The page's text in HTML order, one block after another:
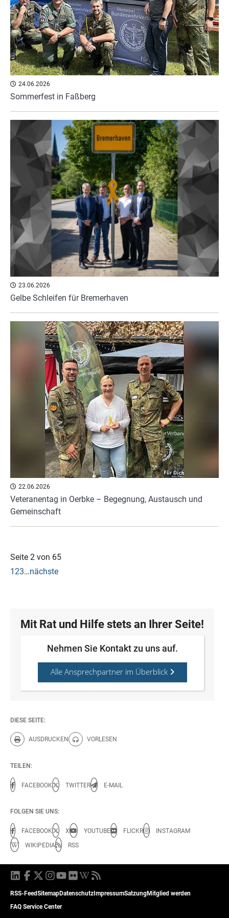
24.06.2026
Sommerfest in Faßberg
23.06.2026
Gelbe Schleifen für Bremerhaven
22.06.2026
Veteranentag in Oerbke – Begegnung, Austausch und
Gemeinschaft
Seite 2 von 65
123…nächste
Mit Rat und Hilfe stets an Ihrer Seite!
Nehmen Sie Kontakt zu uns auf.
Alle Ansprechpartner im Überblick
DIESE SEITE:
AUSDRUCKEN
Diese Seite drucken.
VORLESEN
Diese Seite vorlesen.
TEILEN:
FACEBOOK TWITTER E-MAIL
FOLGEN SIE UNS:
FACEBOOK X YOUTUBE FLICKR
INSTAGRAM
WIKIPEDIA
RSS
RSS-FeedSitemapDatenschutz ImpressumSatzungMitglied werden
FAQ Service Center